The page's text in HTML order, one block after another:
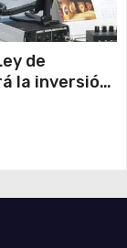
de
la inversión